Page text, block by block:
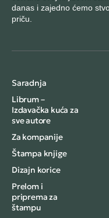
danas i zajedno ćemo
priču.
Saradnja
Librum –
Izdavačka kuća za
sve autore
Za kompanije
Štampa knjige
Dizajn korice
Prelom i
priprema za
štampu